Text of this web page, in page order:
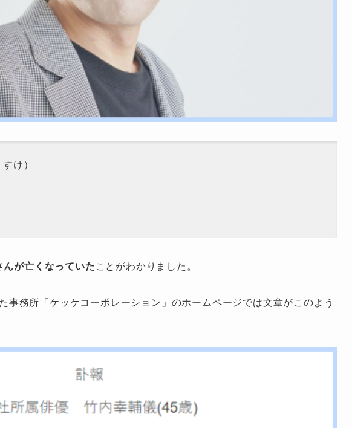
け）
が亡くなっていたことがわかりました。
事務所「ケッケコーポレーション」のホームページでは文章がこのよう